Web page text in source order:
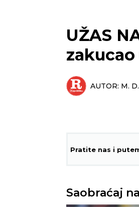
UŽAS
zakucao
AUTOR: M. D.
Pratite nas i
Saobraćaj